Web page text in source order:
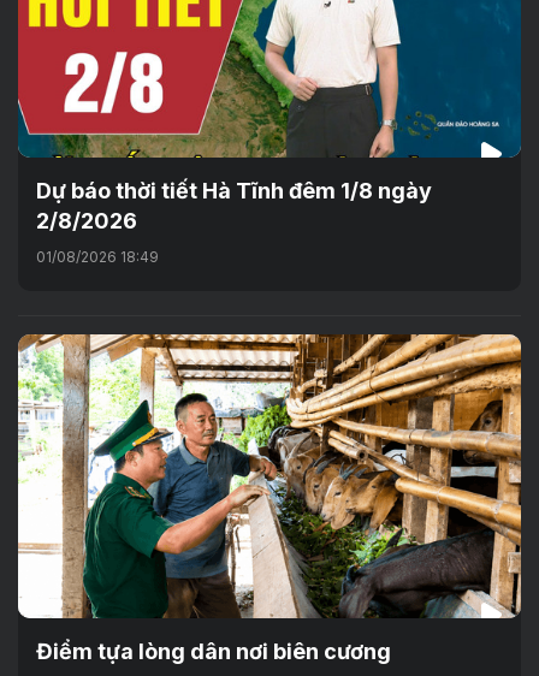
Dự báo thời tiết Hà Tĩnh đêm 1/8 ngày
2/8/2026
01/08/2026 18:49
Điểm tựa lòng dân nơi biên cương